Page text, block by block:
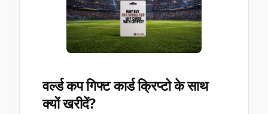
वर्ल्ड कप गिफ्ट कार्ड क्रिप्टो के साथ
क्यों खरीदें?